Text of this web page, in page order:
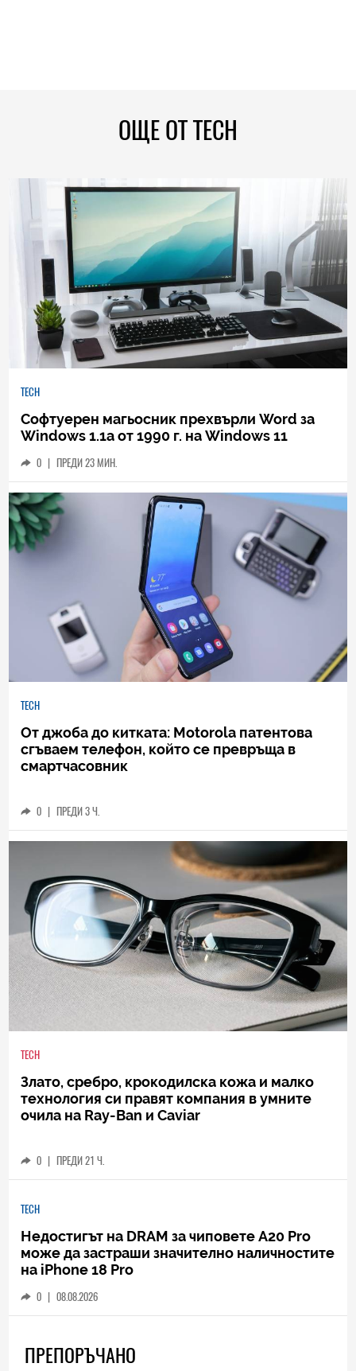
ОЩЕ ОТ TECH
TECH
Софтуерен магьосник прехвърли Word за
Windows 1.1a от 1990 г. на Windows 11
0 | ПРЕДИ 23 МИН.
TECH
От джоба до китката: Motorola патентова
сгъваем телефон, който се превръща в
смартчасовник
0 | ПРЕДИ 3 Ч.
TECH
Злато, сребро, крокодилска кожа и малко
технология си правят компания в умните
очила на Ray-Ban и Caviar
0 | ПРЕДИ 21 Ч.
TECH
Недостигът на DRAM за чиповете A20 Pro
може да застраши значително наличностите
на iPhone 18 Pro
0 | 08.08.2026
ПРЕПОРЪЧАНО